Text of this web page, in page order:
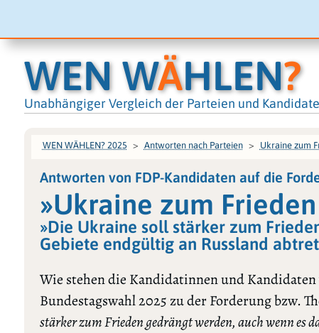
WEN WÄHLEN?
Unabhängiger Vergleich der Parteien und
WEN WÄHLEN? 2025 Antworten nach Parteien Ukraine zum
Antworten von FDP-Kandidaten auf die
»Ukraine zum
»Die Ukraine soll stärker zum
Gebiete endgültig an Russland
Wie stehen die Kandidatinnen und Kandidaten
Bundestagswahl 2025 zu der Forderung bzw.
stärker zum Frieden gedrängt werden, auch wenn es